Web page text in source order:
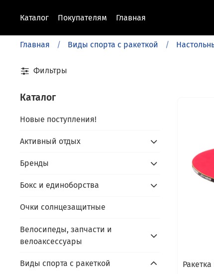
Каталог Покупателям Главная
Главная Виды спорта с ракеткой
Фильтры
Каталог
Новые поступления!
Активный отдых
Бренды
Бокс и единоборства
Очки солнцезащитные
Велосипеды, запчасти и
велоаксессуары
Виды спорта с ракеткой